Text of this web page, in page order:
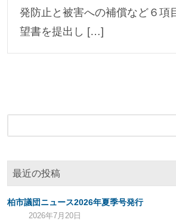
発防止と被害への補償など６項
望書を提出し […]
最近の投稿
柏市議団ニュース2026年夏季号発行
2026年7月20日